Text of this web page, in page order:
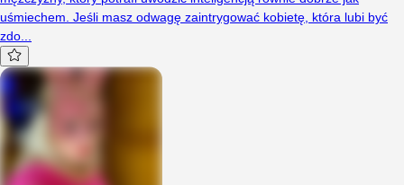
uśmiechem. Jeśli masz odwagę zaintrygować kobietę, która lubi być
zdo...